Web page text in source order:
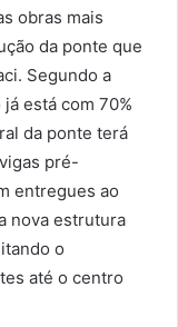
obras mais
da ponte que
Segundo a
está com 70%
da ponte terá
pré-
entregues ao
nova estrutura
o
até o centro